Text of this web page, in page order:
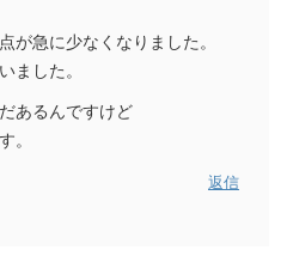
が急に少なくなりました。
ました。
あるんですけど
。
返信